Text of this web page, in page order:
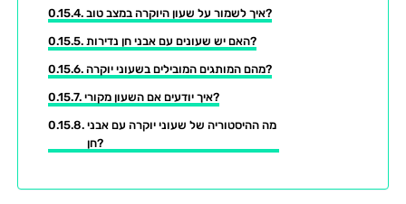
איך לשמור על שעון היוקרה במצב טוב?
האם יש שעונים עם אבני חן נדירות?
מהם המותגים המובילים בשעוני יוקרה?
איך יודעים אם השעון מקורי?
מה ההיסטוריה של שעוני יוקרה עם אבני
חן?